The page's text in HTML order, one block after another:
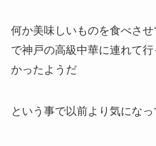
何か美味しいものを食べさ
で神戸の高級中華に連れて
かったようだ
という事で以前より気にな